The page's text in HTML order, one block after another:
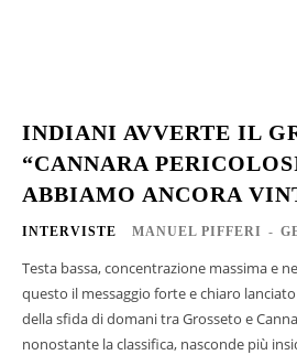
INDIANI AVVERTE IL
“CANNARA
ABBIAMO ANCORA
INTERVISTE MANUEL PIFFERI -
Testa bassa, concentrazione massima e
questo il messaggio forte e chiaro
della sfida di domani tra Grosseto e
nonostante la classifica, nasconde più